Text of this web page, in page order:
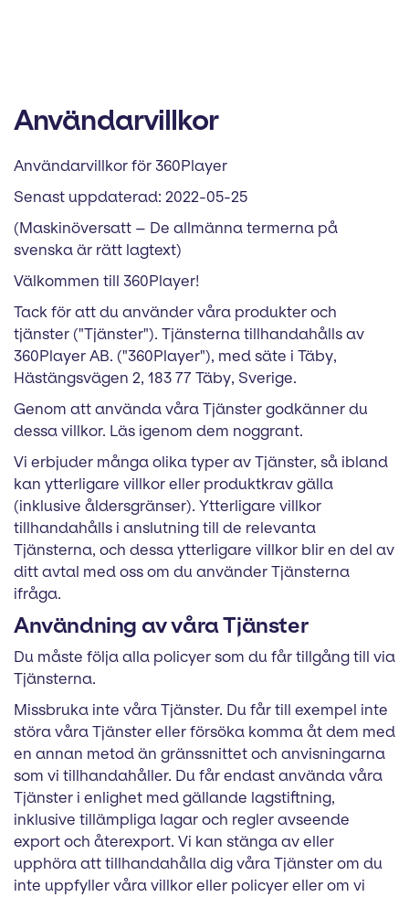
Användarvillkor
Användarvillkor för 360Player
Senast uppdaterad: 2022-05-25
(Maskinöversatt – De allmänna termerna på
svenska är rätt lagtext)
Välkommen till 360Player!
Tack för att du använder våra produkter och
tjänster ("Tjänster"). Tjänsterna tillhandahålls av
360Player AB. ("360Player"), med säte i Täby,
Hästängsvägen 2, 183 77 Täby, Sverige.
Genom att använda våra Tjänster godkänner du
dessa villkor. Läs igenom dem noggrant.
Vi erbjuder många olika typer av Tjänster, så ibland
kan ytterligare villkor eller produktkrav gälla
(inklusive åldersgränser). Ytterligare villkor
tillhandahålls i anslutning till de relevanta
Tjänsterna, och dessa ytterligare villkor blir en del av
ditt avtal med oss om du använder Tjänsterna
ifråga.
Användning av våra Tjänster
Du måste följa alla policyer som du får tillgång till via
Tjänsterna.
Missbruka inte våra Tjänster. Du får till exempel inte
störa våra Tjänster eller försöka komma åt dem med
en annan metod än gränssnittet och anvisningarna
som vi tillhandahåller. Du får endast använda våra
Tjänster i enlighet med gällande lagstiftning,
inklusive tillämpliga lagar och regler avseende
export och återexport. Vi kan stänga av eller
upphöra att tillhandahålla dig våra Tjänster om du
inte uppfyller våra villkor eller policyer eller om vi